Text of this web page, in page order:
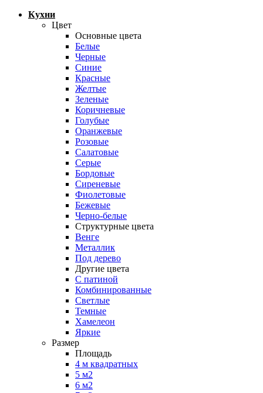
Кухни
Цвет
Основные цвета
Белые
Черные
Синие
Красные
Желтые
Зеленые
Коричневые
Голубые
Оранжевые
Розовые
Салатовые
Серые
Бордовые
Сиреневые
Фиолетовые
Бежевые
Черно-белые
Структурные цвета
Венге
Металлик
Под дерево
Другие цвета
С патиной
Комбинированные
Светлые
Темные
Хамелеон
Яркие
Размер
Площадь
4 м квадратных
5 м2
6 м2